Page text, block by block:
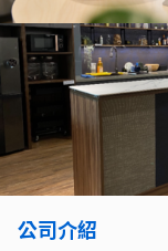
公司介紹